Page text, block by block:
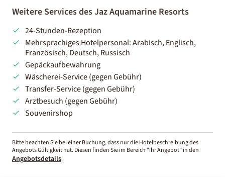
Weitere Services des Jaz Aquamarine Resorts
24-Stunden-Rezeption
Mehrsprachiges Hotelpersonal: Arabisch, Englisch,
Französisch, Deutsch, Russisch
Gepäckaufbewahrung
Wäscherei-Service (gegen Gebühr)
Transfer-Service (gegen Gebühr)
Arztbesuch (gegen Gebühr)
Souvenirshop
Bitte beachten Sie bei einer Buchung, dass nur die Hotelbeschreibung des
Angebots Gültigkeit hat. Diesen finden Sie im Bereich “Ihr Angebot” in den
Angebotsdetails.